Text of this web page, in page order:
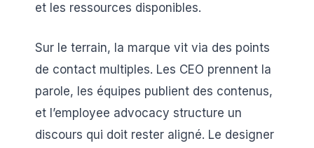
et les ressources disponibles.
Sur le terrain, la marque vit via des points
de contact multiples. Les CEO prennent la
parole, les équipes publient des contenus,
et l’employee advocacy structure un
discours qui doit rester aligné. Le designer